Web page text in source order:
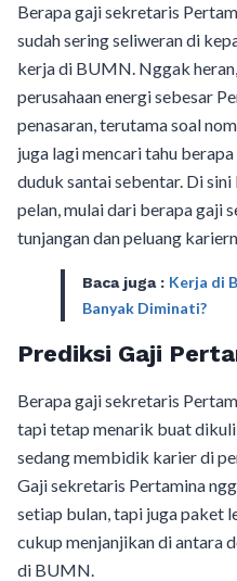
Berapa gaji sekretaris
sudah sering seliweran di
kerja di BUMN. Nggak
perusahaan energi sebesar
penasaran, terutama soal
juga lagi mencari tahu
duduk santai sebentar. Di
pelan, mulai dari berapa gaji
tunjangan dan peluang
Baca juga : Kerja di
Banyak Diminati?
Prediksi Gaji
Berapa gaji sekretaris
tapi tetap menarik buat
sedang membidik karier di
Gaji sekretaris Pertamina
setiap bulan, tapi juga paket
cukup menjanjikan di antara
di BUMN.